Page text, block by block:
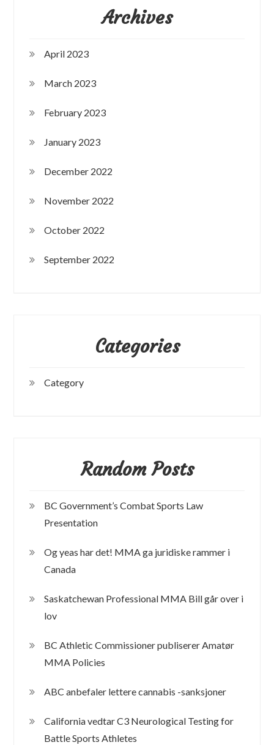
Archives
April 2023
March 2023
February 2023
January 2023
December 2022
November 2022
October 2022
September 2022
Categories
Category
Random Posts
BC Government’s Combat Sports Law
Presentation
Og yeas har det! MMA ga juridiske rammer i
Canada
Saskatchewan Professional MMA Bill går over i
lov
BC Athletic Commissioner publiserer Amatør
MMA Policies
ABC anbefaler lettere cannabis -sanksjoner
California vedtar C3 Neurological Testing for
Battle Sports Athletes